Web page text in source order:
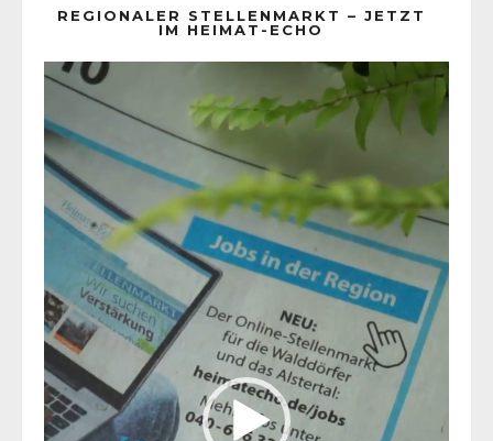
REGIONALER STELLENMARKT – JETZT
IM HEIMAT-ECHO
Player